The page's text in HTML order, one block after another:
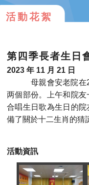
活動花絮
第四季長者生日
2023 年 11 月 21 日
母親會安老院在
两個部份。上午和院
合唱生日歌為生日的
備了關於十二生肖的猜
活動資訊